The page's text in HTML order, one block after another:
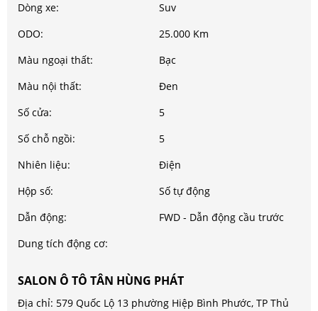
Dòng xe:
Suv
ODO:
25.000 Km
Màu ngoại thất:
Bạc
Màu nội thất:
Đen
Số cửa:
5
Số chỗ ngồi:
5
Nhiên liệu:
Điện
Hộp số:
Số tự động
Dẫn động:
FWD - Dẫn động cầu trước
Dung tích động cơ:
SALON Ô TÔ TÂN HÙNG PHÁT
Địa chỉ: 579 Quốc Lộ 13 phường Hiệp Bình Phước, TP Thủ